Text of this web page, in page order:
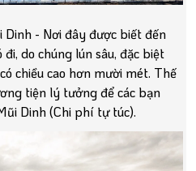
Dinh - Nơi đây được biết đến
do chúng lún sâu, đặc biệt
chiều cao hơn mười mét. Thế
tiện lý tưởng để các bạn
Dinh (Chi phí tự túc).